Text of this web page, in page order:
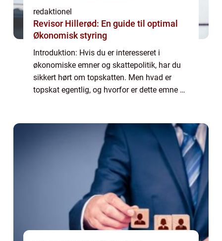
redaktionel
Revisor Hillerød: En guide til optimal
Økonomisk styring
Introduktion: Hvis du er interesseret i
økonomiske emner og skattepolitik, har du
sikkert hørt om topskatten. Men hvad er
topskat egentlig, og hvorfor er dette emne så